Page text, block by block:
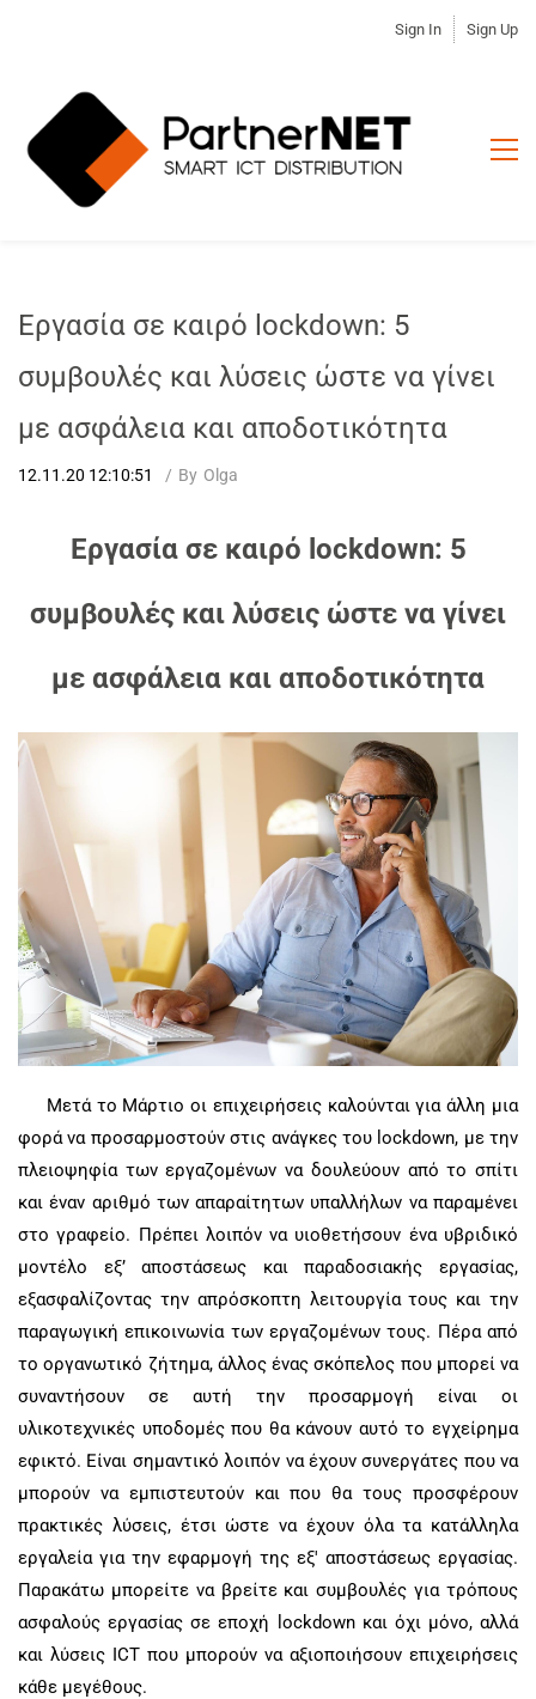
Sign In Sign Up
Εργασία σε καιρό lockdown: 5
συμβουλές και λύσεις ώστε να γίνει
με ασφάλεια και αποδοτικότητα
12.11.20 12:10:51 By Olga
Εργασία σε καιρό lockdown: 5
συμβουλές και λύσεις ώστε να γίνει
με ασφάλεια και αποδοτικότητα
Μετά το Μάρτιο οι επιχειρήσεις καλούνται για άλλη μια
φορά να προσαρμοστούν στις ανάγκες του lockdown, με την
πλειοψηφία των εργαζομένων να δουλεύουν από το σπίτι
και έναν αριθμό των απαραίτητων υπαλλήλων να παραμένει
στο γραφείο. Πρέπει λοιπόν να υιοθετήσουν ένα υβριδικό
μοντέλο εξ’ αποστάσεως και παραδοσιακής εργασίας,
εξασφαλίζοντας την απρόσκοπτη λειτουργία τους και την
παραγωγική επικοινωνία των εργαζομένων τους. Πέρα από
το οργανωτικό ζήτημα, άλλος ένας σκόπελος που μπορεί να
συναντήσουν σε αυτή την προσαρμογή είναι οι
υλικοτεχνικές υποδομές που θα κάνουν αυτό το εγχείρημα
εφικτό. Είναι σημαντικό λοιπόν να έχουν συνεργάτες που να
μπορούν να εμπιστευτούν και που θα τους προσφέρουν
πρακτικές λύσεις, έτσι ώστε να έχουν όλα τα κατάλληλα
εργαλεία για την εφαρμογή της εξ' αποστάσεως εργασίας.
Παρακάτω μπορείτε να βρείτε και συμβουλές για τρόπους
ασφαλούς εργασίας σε εποχή lockdown και όχι μόνο, αλλά
και λύσεις ICT που μπορούν να αξιοποιήσουν επιχειρήσεις
κάθε μεγέθους.